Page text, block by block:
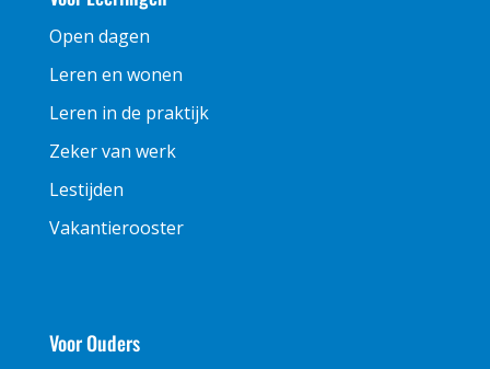
Open dagen
Leren en wonen
Leren in de praktijk
Zeker van werk
Lestijden
Vakantierooster
Voor Ouders